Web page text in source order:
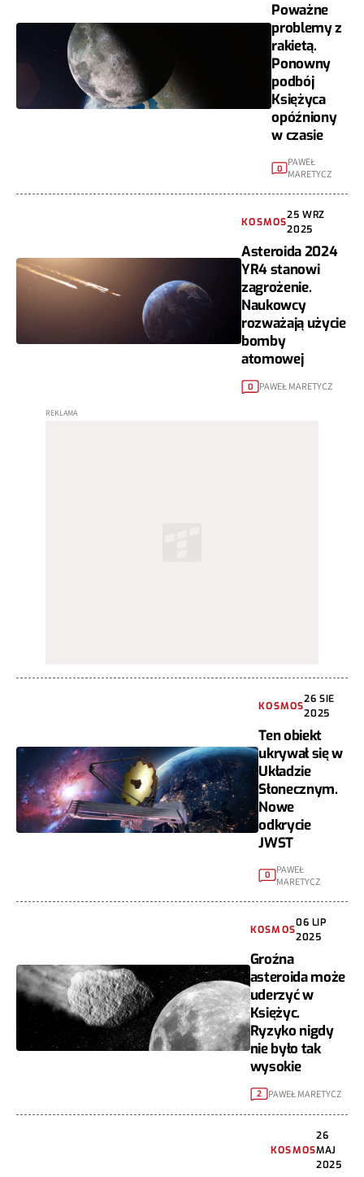
Poważne
problemy z
rakietą.
Ponowny
podbój
Księżyca
opóźniony
w czasie
0
PAWEŁ
MARETYCZ
KOSMOS
25 WRZ
2025
Asteroida 2024
YR4 stanowi
zagrożenie.
Naukowcy
rozważają użycie
bomby
atomowej
0 PAWEŁ MARETYCZ
KOSMOS
26 SIE
2025
Ten obiekt
ukrywał się w
Układzie
Słonecznym.
Nowe
odkrycie
JWST
0 PAWEŁ
MARETYCZ
KOSMOS
06 LIP
2025
Groźna
asteroida może
uderzyć w
Księżyc.
Ryzyko nigdy
nie było tak
wysokie
2 PAWEŁ MARETYCZ
KOSMOS
26
MAJ
2025